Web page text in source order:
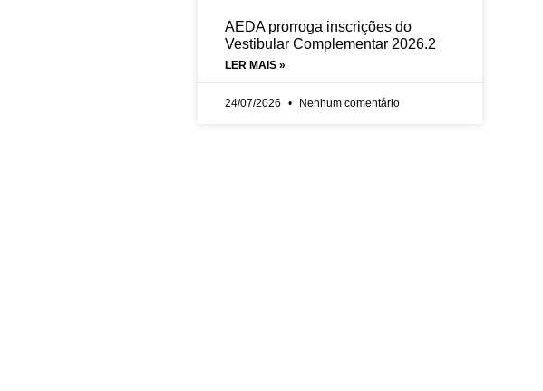
AEDA prorroga inscrições do
Vestibular Complementar 2026.2
LER MAIS »
24/07/2026 Nenhum comentário